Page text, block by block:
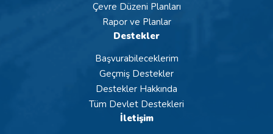
Çevre Düzeni Planları
Rapor ve Planlar
Destekler
Başvurabileceklerim
Geçmiş Destekler
Destekler Hakkında
Tüm Devlet Destekleri
İletişim